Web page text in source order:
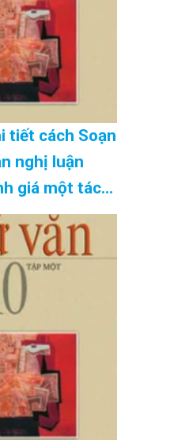
tiết cách Soạn
nghị luận
giá một tác
Ngữ Văn
tri thức –
08/2026